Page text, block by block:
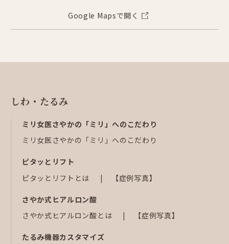
Google Mapsで開く
しわ・たるみ
ミリ女医さやかの「ミリ」へのこだわり
ミリ女医さやかの「ミリ」へのこだわり
ピタッとリフト
ピタッとリフトとは
【症例写真】
さやか式ヒアルロン酸
さやか式ヒアルロン酸とは
【症例写真】
たるみ機器カスタマイズ